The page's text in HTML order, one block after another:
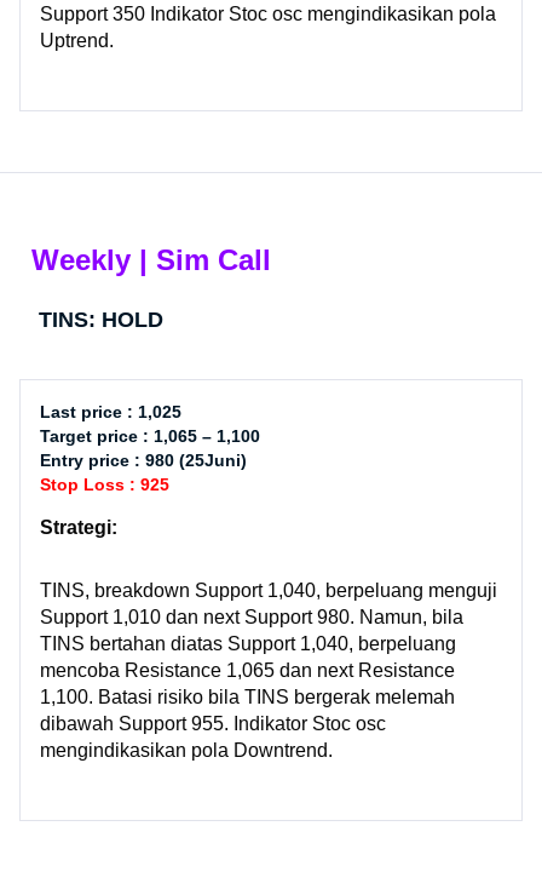
Support 350 Indikator Stoc osc mengindikasikan pola
Uptrend.
Weekly | Sim Call
TINS: HOLD
Last price : 1,025
Target price : 1,065 – 1,100
Entry price : 980 (25Juni)
Stop Loss : 925
Strategi:
TINS, breakdown Support 1,040, berpeluang menguji
Support 1,010 dan next Support 980. Namun, bila
TINS bertahan diatas Support 1,040, berpeluang
mencoba Resistance 1,065 dan next Resistance
1,100. Batasi risiko bila TINS bergerak melemah
dibawah Support 955. Indikator Stoc osc
mengindikasikan pola Downtrend.